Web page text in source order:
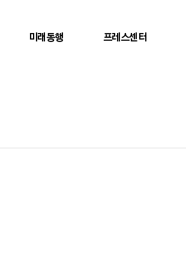
미래동행 프레스센터